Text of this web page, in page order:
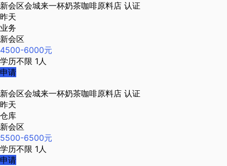
新会区会城来一杯奶茶咖啡原料店 认证
昨天
业务
新会区
4500-6000元
学历不限 1人
申请
新会区会城来一杯奶茶咖啡原料店 认证
昨天
仓库
新会区
5500-6500元
学历不限 1人
申请